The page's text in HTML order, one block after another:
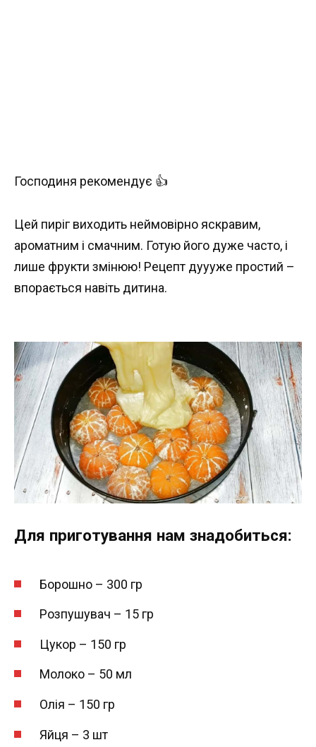
Господиня рекомендує 👍
Цей пиріг виходить неймовірно яскравим,
ароматним і смачним. Готую його дуже часто, і
лише фрукти змінюю! Рецепт дуууже простий –
впорається навіть дитина.
Для приготування нам знадобиться:
Борошно – 300 гр
Розпушувач – 15 гр
Цукор – 150 гр
Молоко – 50 мл
Олія – 150 гр
Яйця – 3 шт